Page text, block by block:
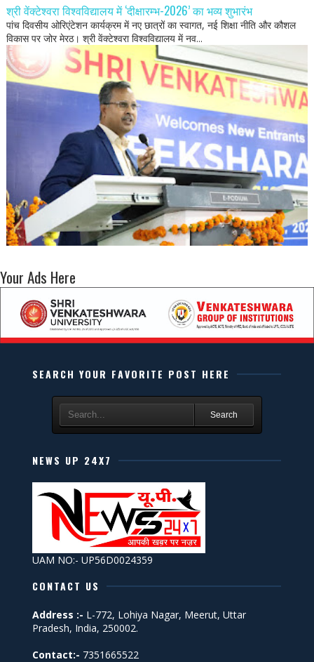
श्री वेंक्टेश्वरा विश्वविद्यालय में ‘दीक्षारम्भ-2026’ का भव्य शुभारंभ
पांच दिवसीय ओरिएंटेशन कार्यक्रम में नए छात्रों का स्वागत, नई शिक्षा नीति और कौशल
विकास पर जोर मेरठ। श्री वेंक्टेश्वरा विश्वविद्यालय में नव...
Your Ads Here
SEARCH YOUR FAVORITE POST HERE
Search
NEWS UP 24X7
UAM NO:- UP56D0024359
CONTACT US
Address :- L-772, Lohiya Nagar, Meerut, Uttar
Pradesh, India, 250002.
Contact:- 7351665522